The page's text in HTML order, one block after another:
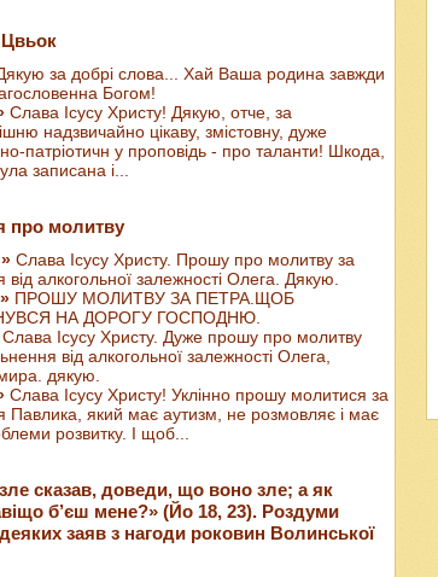
за добрі слова... Хай Ваша родина завжди
Богом!
Слава Ісусу Христу! Дякую, отче, за
надзвичайно цікаву, змістовну, дуже
патріотичн у проповідь - про таланти! Шкода,
записана і...
про молитву
Слава Ісусу Христу. Прошу про молитву за
від алкогольної залежності Олега. Дякую.
ПРОШУ МОЛИТВУ ЗА ПЕТРА.ЩОБ
НА ДОРОГУ ГОСПОДНЮ.
Ісусу Христу. Дуже прошу про молитву
від алкогольної залежності Олега,
дякую.
Слава Ісусу Христу! Уклінно прошу молитися за
Павлика, який має аутизм, не розмовляє і має
розвитку. І щоб...
сказав, доведи, що воно зле; а як
б’єш мене?» (Йо 18, 23). Роздуми
заяв з нагоди роковин Волинської